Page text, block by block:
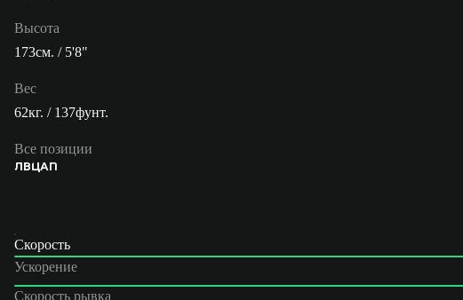
Высота
173см. / 5'8"
Вес
62кг. / 137фунт.
Все позиции
ЛВЦАП
Скорость
Ускорение
Скорость рывка